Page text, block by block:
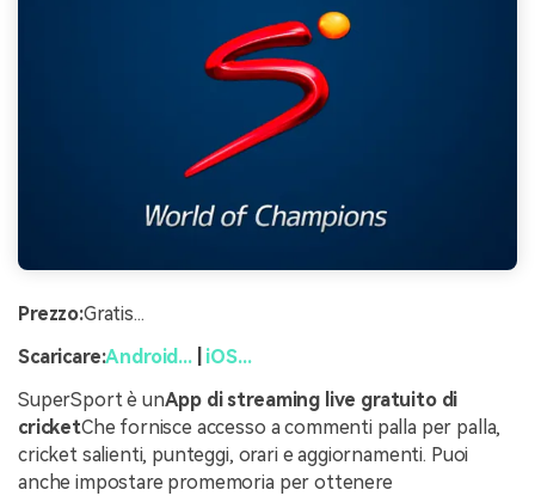
Prezzo:Gratis...
Scaricare:Android...| iOS...
SuperSport è unApp di streaming live gratuito di
cricketChe fornisce accesso a commenti palla per palla,
cricket salienti, punteggi, orari e aggiornamenti. Puoi
anche impostare promemoria per ottenere